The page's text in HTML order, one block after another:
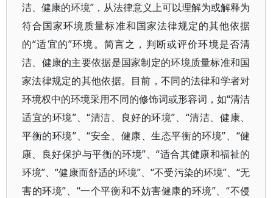
洁、健康的环境”，从法律意义上可以理解为或解释为
符合国家环境质量标准和国家法律规定的其他依据
的“适宜的”环境。简言之，判断或评价环境是否清
洁、健康的主要依据是国家制定的环境质量标准和国
家法律规定的其他依据。目前，不同的法律和学者对
环境权中的环境采用不同的修饰词或形容词，如“清洁
适宜的环境”、“清洁、良好的环境”、“清洁、健康、
平衡的环境”、“安全、健康、生态平衡的环境”、“健
康、良好保护与平衡的环境”、“适合其健康和福祉的
环境”、“健康而舒适的环境”、“不受污染的环境”、“无
害的环境”、“一个平衡和不妨害健康的环境”、“不侵